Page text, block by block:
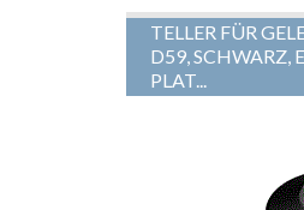
TELLER FÜR
D59, SCHWARZ,
PLAT...